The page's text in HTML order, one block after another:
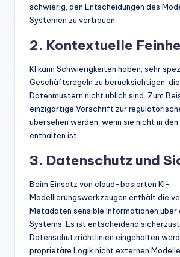
schwierig, den Entscheidungen des
Systemen zu vertrauen.
2. Kontextuelle
KI kann Schwierigkeiten haben, sehr
Geschäftsregeln zu berücksichtigen,
Datenmustern nicht üblich sind. Zum
einzigartige Vorschrift zur
übersehen werden, wenn sie nicht in
enthalten ist.
3. Datenschutz und
Beim Einsatz von cloud-basierten KI-
Modellierungswerkzeugen enthält die
Metadaten sensible Informationen über
Systems. Es ist entscheidend
Datenschutzrichtlinien eingehalten
proprietäre Logik nicht externen